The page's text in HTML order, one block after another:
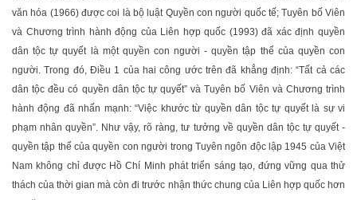
văn hóa (1966) được coi là bộ luật Quyền con người quốc tế; Tuyên bố Viên
và Chương trình hành động của Liên hợp quốc (1993) đã xác định quyền
dân tộc tự quyết là một quyền con người - quyền tập thể của quyền con
người. Trong đó, Điều 1 của hai công ước trên đã khẳng định: “Tất cả các
dân tộc đều có quyền dân tộc tự quyết” và Tuyên bố Viên và Chương trình
hành động đã nhấn mạnh: “Việc khước từ quyền dân tộc tự quyết là sự vi
phạm nhân quyền”. Như vậy, rõ ràng, tư tưởng về quyền dân tộc tự quyết -
quyền tập thể của quyền con người trong Tuyên ngôn độc lập 1945 của Việt
Nam không chỉ được Hồ Chí Minh phát triển sáng tạo, đứng vững qua thử
thách của thời gian mà còn đi trước nhận thức chung của Liên hợp quốc hơn